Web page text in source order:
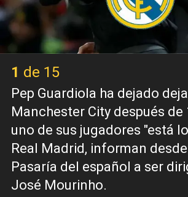
1 de 15
Pep Guardiola ha dejado
Manchester City después de
uno de sus jugadores "está
Real Madrid, informan
Pasaría del español a ser
José Mourinho.